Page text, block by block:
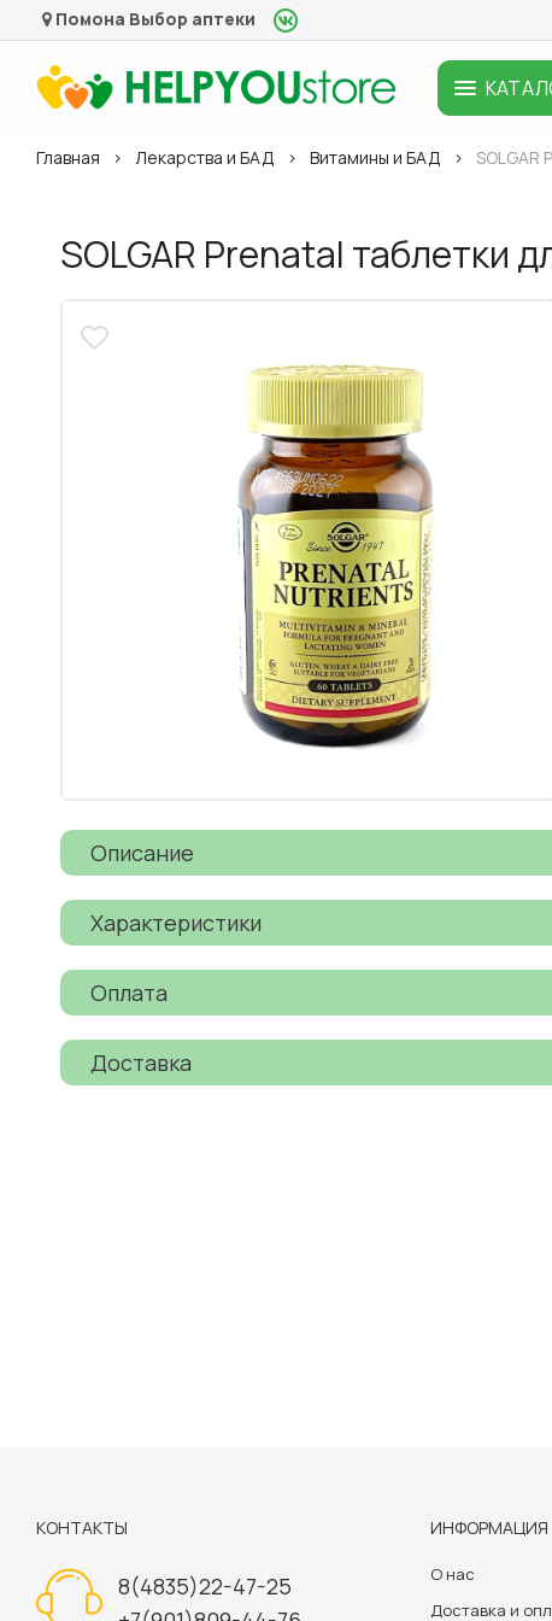
Помона Выбор аптеки
Главная Лекарства и БАД Витамины и БАД
SOLGAR Prenatal
Описание
Характеристики
Оплата
Доставка
КОНТАКТЫ
8(4835)22-47-25
ИНФОРМАЦИЯ
О нас
Доставка и